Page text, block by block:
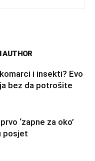
AUTHOR
i insekti? Evo
bez da potrošite
‘zapne za oko’
posjet